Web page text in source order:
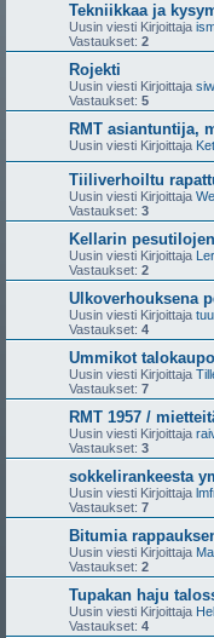
Tekniikkaa ja
Uusin viesti Kirjoittaja
Vastaukset: 2
Rojekti
Uusin viesti Kirjoittaja
Vastaukset: 5
RMT asiantuntija,
Uusin viesti Kirjoittaja
Tiiliverhoiltu
Uusin viesti Kirjoittaja
Vastaukset: 3
Kellarin
Uusin viesti Kirjoittaja
Vastaukset: 2
Ulkoverhouksena
Uusin viesti Kirjoittaja
Vastaukset: 4
Ummikot
Uusin viesti Kirjoittaja
Vastaukset: 7
RMT 1957 /
Uusin viesti Kirjoittaja
Vastaukset: 3
sokkelirankeesta
Uusin viesti Kirjoittaja
Vastaukset: 7
Bitumia
Uusin viesti Kirjoittaja
Vastaukset: 2
Tupakan haju
Uusin viesti Kirjoittaja
Vastaukset: 4